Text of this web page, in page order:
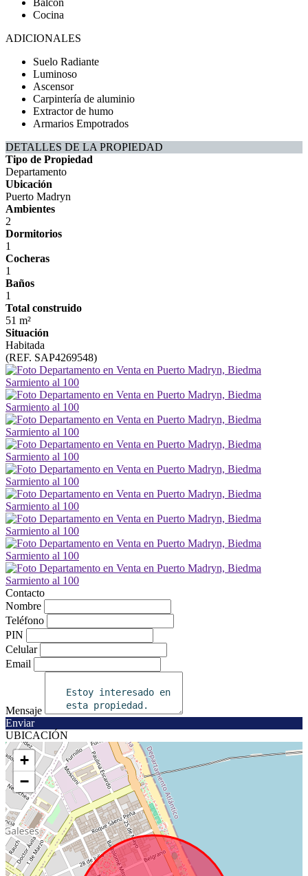
Balcón
Cocina
ADICIONALES
Suelo Radiante
Luminoso
Ascensor
Carpintería de aluminio
Extractor de humo
Armarios Empotrados
DETALLES DE LA PROPIEDAD
Tipo de Propiedad
Departamento
Ubicación
Puerto Madryn
Ambientes
2
Dormitorios
1
Cocheras
1
Baños
1
Total construido
51 m²
Situación
Habitada
(REF. SAP4269548)
Contacto
Nombre
Teléfono
PIN
Celular
Email
Mensaje
Enviar
UBICACIÓN
+
−